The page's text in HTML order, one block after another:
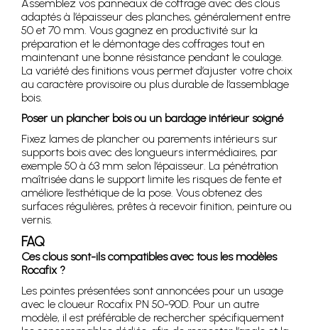
Assemblez vos panneaux de coffrage avec des clous
adaptés à l’épaisseur des planches, généralement entre
50 et 70 mm. Vous gagnez en productivité sur la
préparation et le démontage des coffrages tout en
maintenant une bonne résistance pendant le coulage.
La variété des finitions vous permet d’ajuster votre choix
au caractère provisoire ou plus durable de l’assemblage
bois.
Poser un plancher bois ou un bardage intérieur soigné
Fixez lames de plancher ou parements intérieurs sur
supports bois avec des longueurs intermédiaires, par
exemple 50 à 63 mm selon l’épaisseur. La pénétration
maîtrisée dans le support limite les risques de fente et
améliore l’esthétique de la pose. Vous obtenez des
surfaces régulières, prêtes à recevoir finition, peinture ou
vernis.
FAQ
Ces clous sont-ils compatibles avec tous les modèles
Rocafix ?
Les pointes présentées sont annoncées pour un usage
avec le cloueur Rocafix PN 50-90D. Pour un autre
modèle, il est préférable de rechercher spécifiquement